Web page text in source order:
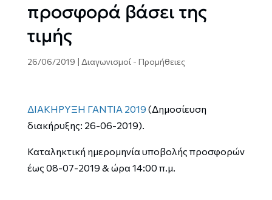
προσφορά βάσει της
τιμής
26/06/2019 | Διαγωνισμοί - Προμήθειες
ΔΙΑΚΗΡΥΞΗ ΓΑΝΤΙΑ 2019 (Δημοσίευση
διακήρυξης: 26-06-2019).
Καταληκτική ημερομηνία υποβολής προσφορών
έως 08-07-2019 & ώρα 14:00 π.μ.